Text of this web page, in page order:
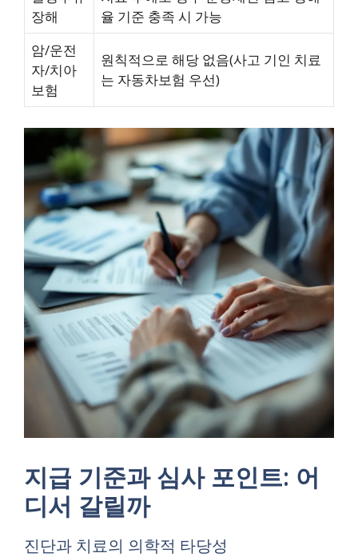
장해
율 기준 충족 시 가능
암/운전
자/치아
보험
원칙적으로 해당 없음(사고 기인 치료
는 자동차보험 우선)
지급 기준과 심사 포인트: 어
디서 갈릴까
진단과 치료의 의학적 타당성